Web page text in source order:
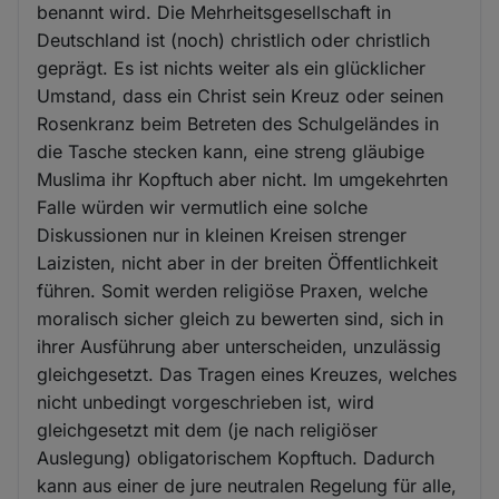
benannt wird. Die Mehrheitsgesellschaft in
Deutschland ist (noch) christlich oder christlich
geprägt. Es ist nichts weiter als ein glücklicher
Umstand, dass ein Christ sein Kreuz oder seinen
Rosenkranz beim Betreten des Schulgeländes in
die Tasche stecken kann, eine streng gläubige
Muslima ihr Kopftuch aber nicht. Im umgekehrten
Falle würden wir vermutlich eine solche
Diskussionen nur in kleinen Kreisen strenger
Laizisten, nicht aber in der breiten Öffentlichkeit
führen. Somit werden religiöse Praxen, welche
moralisch sicher gleich zu bewerten sind, sich in
ihrer Ausführung aber unterscheiden, unzulässig
gleichgesetzt. Das Tragen eines Kreuzes, welches
nicht unbedingt vorgeschrieben ist, wird
gleichgesetzt mit dem (je nach religiöser
Auslegung) obligatorischem Kopftuch. Dadurch
kann aus einer de jure neutralen Regelung für alle,